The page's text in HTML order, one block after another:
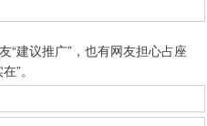
建议推广”，也有网友担心占座
”。